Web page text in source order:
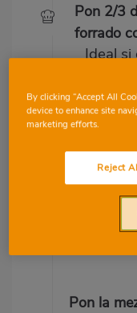
Pon 2/3
forrado
Ideal si
Añade el
leche al
Pon la
By clicking “Accept All
device to enhance site
marketing efforts.
Reject